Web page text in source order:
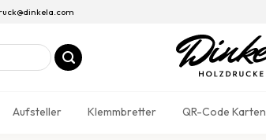
Aufsteller Klemmbretter QR-Code Karten